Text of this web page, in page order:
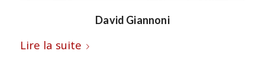
David Giannoni
Lire la suite